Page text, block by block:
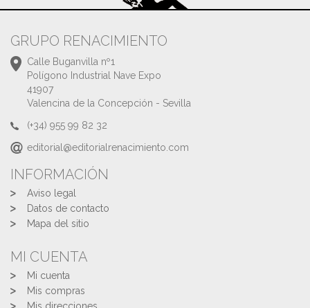
GRUPO RENACIMIENTO
Calle Buganvilla nº1
Polígono Industrial Nave Expo
41907
Valencina de la Concepción - Sevilla
(+34) 955 99 82 32
editorial@editorialrenacimiento.com
INFORMACIÓN
Aviso legal
Datos de contacto
Mapa del sitio
MI CUENTA
Mi cuenta
Mis compras